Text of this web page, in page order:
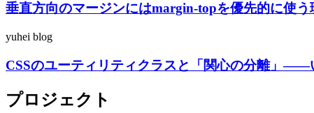
垂直方向のマージンにはmargin-topを優先的に使う
yuhei blog
CSSのユーティリティクラスと「関心の分離」——
プロジェクト